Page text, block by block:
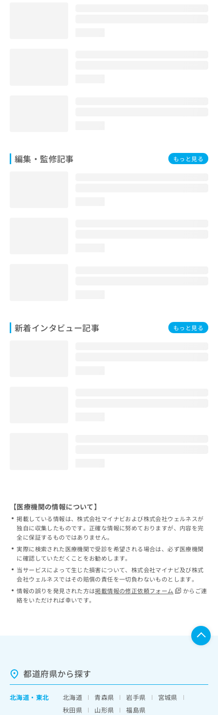
編集・監修記事 もっと見る
新着インタビュー記事 もっと見る
【医療機関の情報について】
掲載している情報は、株式会社マイナビおよび株式会社ウェルネスが
独自に収集したものです。正確な情報に努めておりますが、内容を完
全に保証するものではありません。
実際に検索された医療機関で受診を希望される場合は、必ず医療機関
に確認していただくことをお勧めします。
当サービスによって生じた損害について、株式会社マイナビ及び株式
会社ウェルネスではその賠償の責任を一切負わないものとします。
情報の誤りを発見された方は掲載情報の修正依頼フォーム
からご連
絡をいただければ幸いです。
都道府県から探す
北海道 ・ 東北 北海道 青森県 岩手県
宮城県
秋田県
山形県
福島県